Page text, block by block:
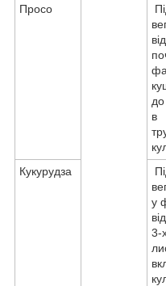
Просо
від
в
Кукурудза
у
від
3-